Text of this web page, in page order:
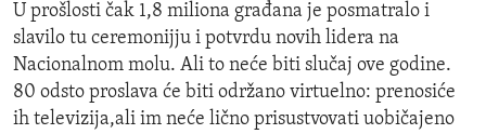
U prošlosti čak 1,8 miliona građana je posmatralo i
slavilo tu ceremonijju i potvrdu novih lidera na
Nacionalnom molu. Ali to neće biti slučaj ove godine.
80 odsto proslava će biti održano virtuelno: prenosiće
ih televizija,ali im neće lično prisustvovati uobičajeno